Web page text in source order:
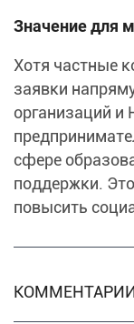
Значение для
Хотя частные
заявки
организаций
сфере
поддержки.
повысить